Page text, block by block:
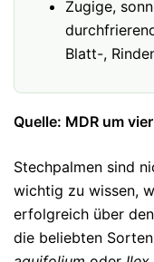
Zugige,
Blatt-,
Quelle: MDR um vier
Stechpalmen sind
wichtig zu wissen,
erfolgreich über
die beliebten